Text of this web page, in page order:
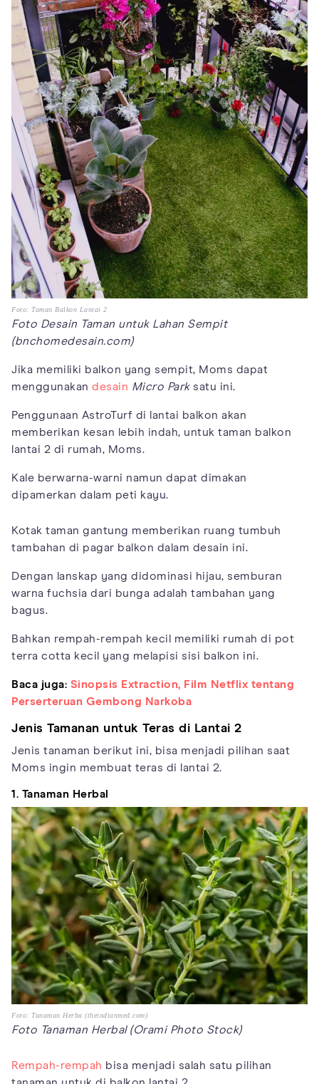
Foto: Taman Balkon Lantai 2
Foto Desain Taman untuk Lahan Sempit
(bnchomedesain.com)
Jika memiliki balkon yang sempit, Moms dapat
menggunakan desain Micro Parksatu ini.
Penggunaan AstroTurf di lantai balkon akan
memberikan kesan lebih indah, untuk taman balkon
lantai 2 di rumah, Moms.
Kale berwarna-warni namun dapat dimakan
dipamerkan dalam peti kayu.
Kotak taman gantung memberikan ruang tumbuh
tambahan di pagar balkon dalam desain ini.
Dengan lanskap yang didominasi hijau, semburan
warna fuchsia dari bunga adalah tambahan yang
bagus.
Bahkan rempah-rempah kecil memiliki rumah di pot
terra cotta kecil yang melapisi sisi balkon ini.
Baca juga: Sinopsis Extraction, Film Netflix tentang
Perserteruan Gembong Narkoba
Jenis Tamanan untuk Teras di Lantai 2
Jenis tanaman berikut ini, bisa menjadi pilihan saat
Moms ingin membuat teras di lantai 2.
1. Tanaman Herbal
Foto: Tanaman Herba (theindianmed.com)
Foto Tanaman Herbal (Orami Photo Stock)
Rempah-rempah bisa menjadi salah satu pilihan